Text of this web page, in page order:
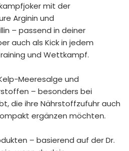
u. a.
gesundheitsbewusste
günstig unsere Produkte
Aufdruck
MHD und Restposten
mit der
Arginin und
– passend in deiner
auch als Kick in jedem
und Wettkampf.
Meeresalge und
– besonders bei
die ihre Nährstoffzufuhr auch
ergänzen möchten.
– basierend auf der Dr.